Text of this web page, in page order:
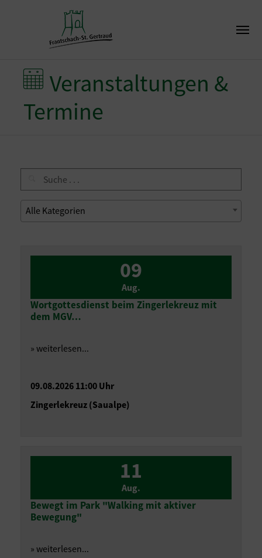
Veranstaltungen &
Termine
Alle Kategorien
09
Aug.
Wortgottesdienst beim Zingerlekreuz mit
dem MGV…
» weiterlesen...
09.08.2026 11:00 Uhr
Zingerlekreuz (Saualpe)
11
Aug.
Bewegt im Park "Walking mit aktiver
Bewegung"
» weiterlesen...